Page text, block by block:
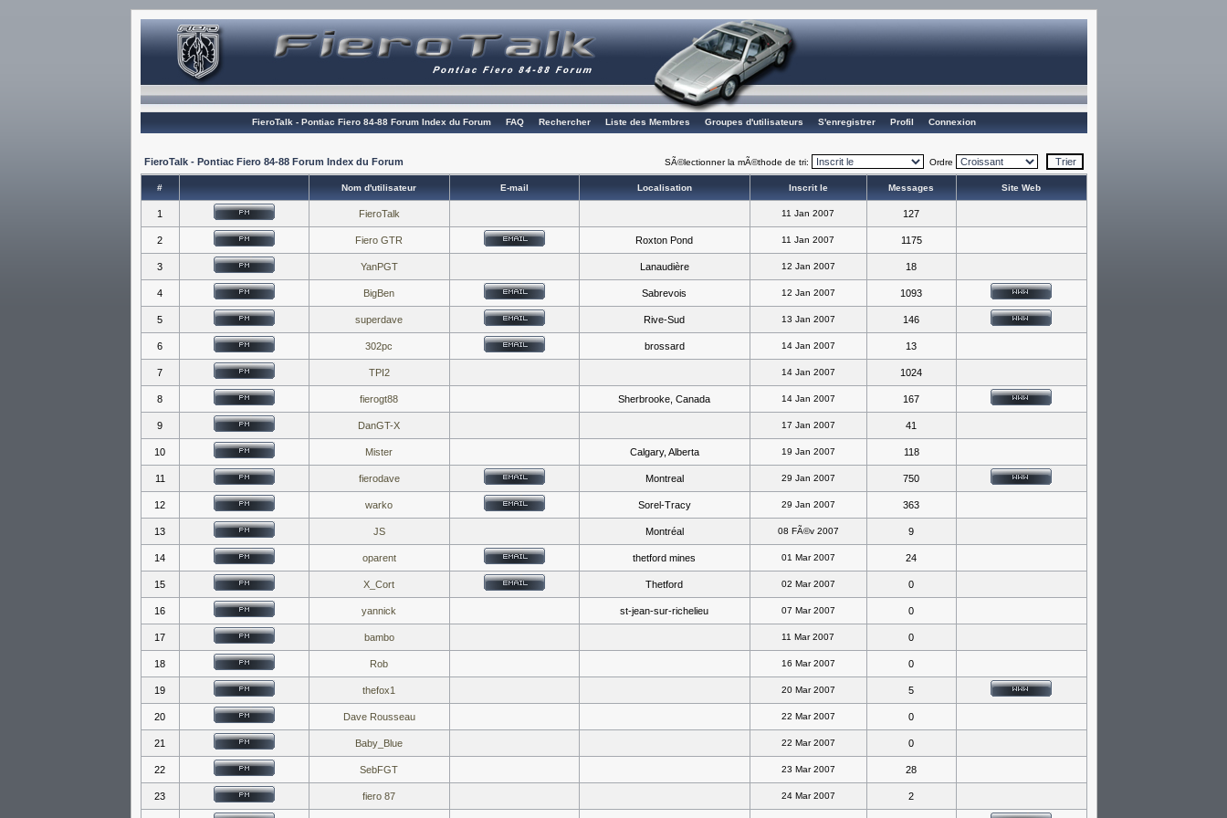
FieroTalk - Pontiac Fiero 84-88 Forum Index du Forum FAQ Rechercher Liste des Membres Groupes d'utilisateurs S'enregistrer Profil Connexion
FieroTalk - Pontiac Fiero 84-88 Forum Index du Forum SÃ©lectionner la mÃ©thode de tri: Ordre
# Nom d'utilisateur E-mail Localisation Inscrit le Messages Site Web
1 FieroTalk 11 Jan 2007 127
2 Fiero GTR Roxton Pond 11 Jan 2007 1175
3 YanPGT Lanaudière 12 Jan 2007 18
4 BigBen Sabrevois 12 Jan 2007 1093
5 superdave Rive-Sud 13 Jan 2007 146
6 302pc brossard 14 Jan 2007 13
7 TPI2 14 Jan 2007 1024
8 fierogt88 Sherbrooke, Canada 14 Jan 2007 167
9 DanGT-X 17 Jan 2007 41
10 Mister Calgary, Alberta 19 Jan 2007 118
11 fierodave Montreal 29 Jan 2007 750
12 warko Sorel-Tracy 29 Jan 2007 363
13 JS Montréal 08 FÃ©v 2007 9
14 oparent thetford mines 01 Mar 2007 24
15 X_Cort Thetford 02 Mar 2007 0
16 yannick st-jean-sur-richelieu 07 Mar 2007 0
17 bambo 11 Mar 2007 0
18 Rob 16 Mar 2007 0
19 thefox1 20 Mar 2007 5
20 Dave Rousseau 22 Mar 2007 0
21 Baby_Blue 22 Mar 2007 0
22 SebFGT 23 Mar 2007 28
23 fiero 87 24 Mar 2007 2